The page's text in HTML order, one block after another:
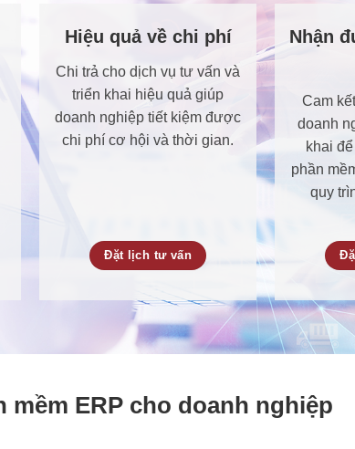
Hiệu quả về chi phí
Chi trả cho dịch vụ tư vấn và
triển khai hiệu quả giúp
doanh nghiệp tiết kiệm được
chi phí cơ hội và thời gian.
Đặt lịch tư vấn
Nhận
Cam
doanh
khai
phần
quy
mềm ERP cho doanh nghiệp